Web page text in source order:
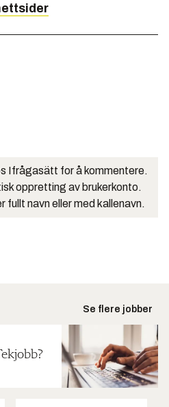
Ifrågasätt for å kommentere.
oppretting av brukerkonto.
fullt navn eller med kallenavn.
Se flere jobber